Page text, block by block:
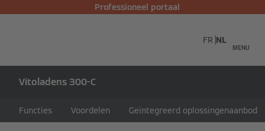
Professioneel portaal
MENU
FR NL
Vitoladens 300-C
Functies Voordelen Geïntegreerd oplossingenaanbod